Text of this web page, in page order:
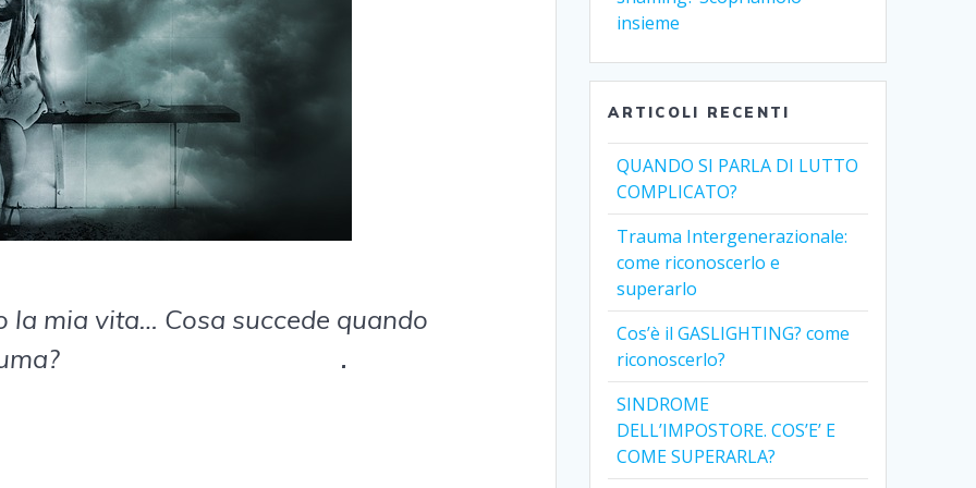
la mia vita… Cosa succede quando
.
insieme
ARTICOLI RECENTI
QUANDO SI PARLA DI LUTTO
COMPLICATO?
Trauma Intergenerazionale:
come riconoscerlo e
superarlo
Cos’è il GASLIGHTING? come
riconoscerlo?
SINDROME
DELL’IMPOSTORE. COS’E’ E
COME SUPERARLA?